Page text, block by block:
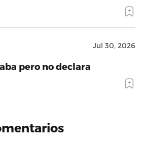
Jul 30, 2026
pero no declara